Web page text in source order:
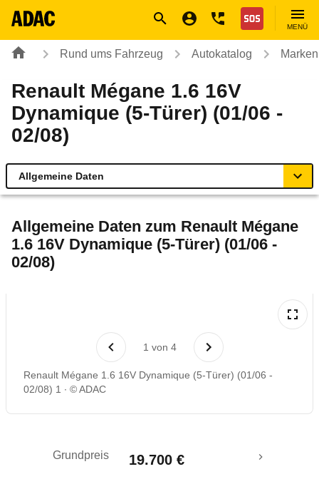
Nothilfe
MENÜ
Rund ums Fahrzeug Autokatalog
Renault Mégane 1.6 16V
Dynamique (5-Türer) (01/06 -
02/08)
Allgemeine Daten
Technische Daten
Rückrufe & Mängel
Allgemeine Daten zum Renault Mégane
1.6 16V Dynamique (5-Türer) (01/06 -
02/08)
1 von 4
Renault Mégane 1.6 16V Dynamique (5-Türer) (01/06 -
02/08) 1
© ADAC
Grundpreis 19.700 €